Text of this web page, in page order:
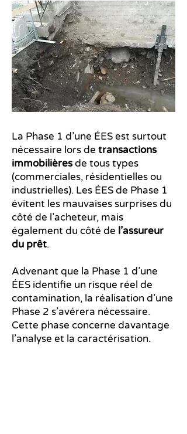
La Phase 1 d’une ÉES est surtout
nécessaire lors de transactions
immobilièresde tous types
(commerciales, résidentielles ou
industrielles). Les ÉES de Phase 1
évitent les mauvaises surprises du
côté de l’acheteur, mais
également du côté de l’assureur
du prêt.
Advenant que la Phase 1 d’une
ÉES identifie un risque réel de
contamination, la réalisation d’une
Phase 2 s’avérera nécessaire.
Cette phase concerne davantage
l’analyse et la caractérisation.